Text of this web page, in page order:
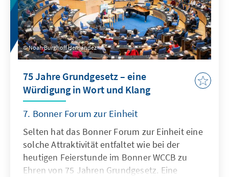
Noah Burghoff Hernández
75 Jahre Grundgesetz – eine
Würdigung in Wort und Klang
7. Bonner Forum zur Einheit
Selten hat das Bonner Forum zur Einheit eine
solche Attraktivität entfaltet wie bei der
heutigen Feierstunde im Bonner WCCB zu
Ehren von 75 Jahren Grundgesetz. Eine